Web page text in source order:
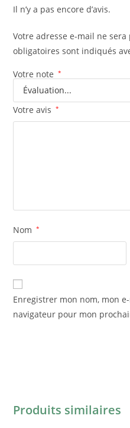
Il n’y a pas encore d’avis.
Votre adresse e-mail ne sera
obligatoires sont indiqués
Votre note *
Votre avis *
Nom *
Enregistrer mon nom, mon
navigateur pour mon
Produits similaires